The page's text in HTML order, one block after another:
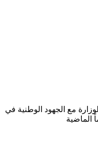
مع الجهود الوطنية في